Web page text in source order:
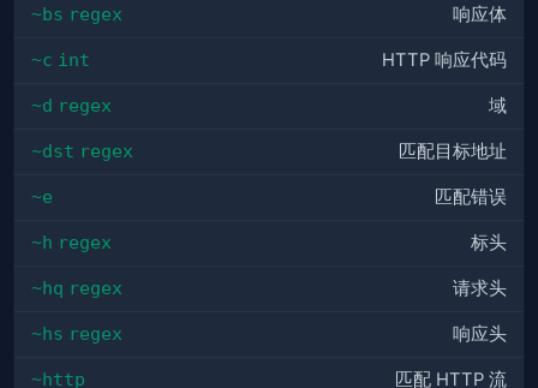
~bs regex 响应体
~c int HTTP 响应代码
~d regex 域
~dst regex 匹配目标地址
~e 匹配错误
~h regex 标头
~hq regex 请求头
~hs regex 响应头
~http 匹配 HTTP 流